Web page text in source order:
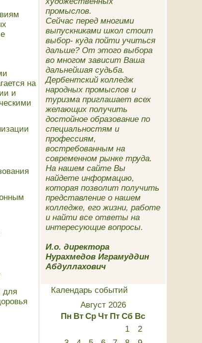
на
и
для
промыслов.
Сейчас перед многими
выпускниками школ стоит
выбор- куда пойти учиться
дальше? От этого выбора
во многом зависит Ваша
дальнейшая судьба.
Дербентский колледж
народных промыслов и
туризма приглашает всех
желающих получить
достойное образование по
специальностям и
профессиям,
востребованным на
современном рынке труда.
На нашем сайте Вы
найдете информацию,
которая позволит получить
представление о нашем
колледже, его жизни, работе
и найти все ответы на
интересующие вопросы.
И.о. директора
Нурахмедов Играмуддин
Абдуллахович
Календарь событий
Август 2026
Пн Вт Ср Чт Пт Сб Вс
1
2